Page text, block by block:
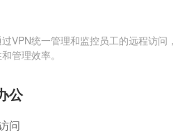
VPN统一管理和监控员工的远程访问，
管理效率。
公
问